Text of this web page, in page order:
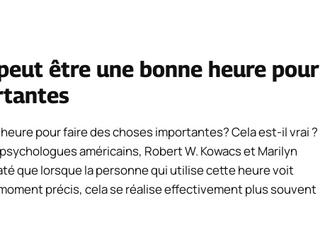
être une bonne heure pour
pour faire des choses importantes? Cela est-il vrai ?
américains, Robert W. Kowacs et Marilyn
que lorsque la personne qui utilise cette heure voit
précis, cela se réalise effectivement plus souvent